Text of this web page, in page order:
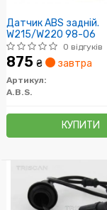
Датчик ABS задній.
W215/W220 98-06
0 відгуків
875 ₴ завтра
Артикул:
A.B.S.
КУПИТИ